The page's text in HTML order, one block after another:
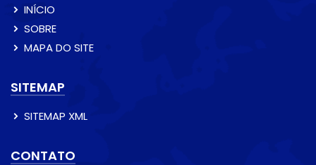
INÍCIO
SOBRE
MAPA DO SITE
SITEMAP
SITEMAP XML
CONTATO